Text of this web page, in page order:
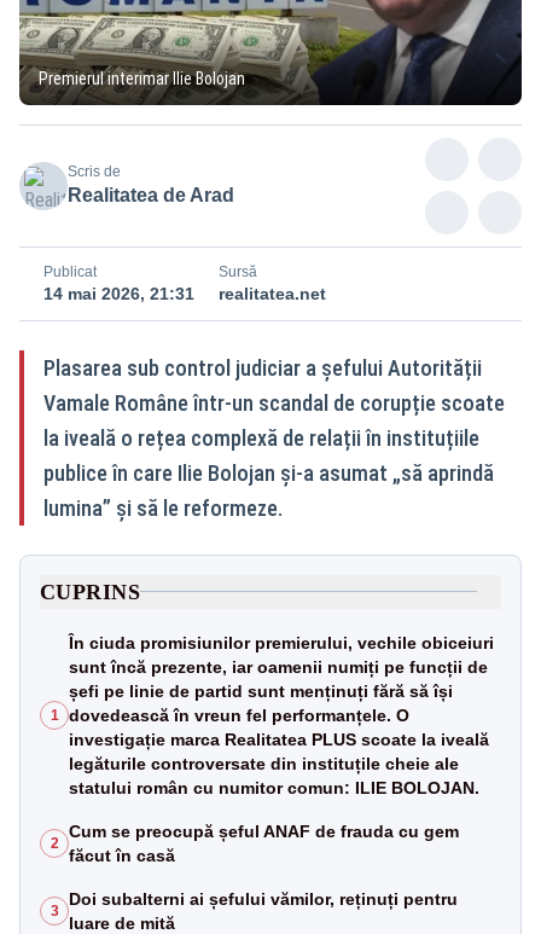
Premierul interimar Ilie Bolojan
Scris de
Realitatea de Arad
Publicat
14 mai 2026, 21:31
Sursă
realitatea.net
Plasarea sub control judiciar a șefului Autorității
Vamale Române într-un scandal de corupție scoate
la iveală o rețea complexă de relații în instituțiile
publice în care Ilie Bolojan și-a asumat „să aprindă
lumina” și să le reformeze.
CUPRINS
1
În ciuda promisiunilor premierului, vechile obiceiuri
sunt încă prezente, iar oamenii numiți pe funcții de
șefi pe linie de partid sunt menținuți fără să își
dovedească în vreun fel performanțele. O
investigație marca Realitatea PLUS scoate la iveală
legăturile controversate din instituțile cheie ale
statului român cu numitor comun: ILIE BOLOJAN.
2
Cum se preocupă șeful ANAF de frauda cu gem
făcut în casă
3
Doi subalterni ai șefului vămilor, reținuți pentru
luare de mită